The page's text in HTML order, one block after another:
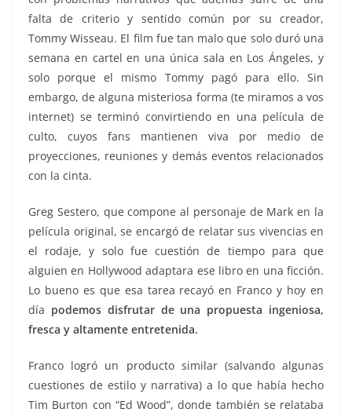
falta de criterio y sentido común por su creador,
Tommy Wisseau. El film fue tan malo que solo duró una
semana en cartel en una única sala en Los Ángeles, y
solo porque el mismo Tommy pagó para ello. Sin
embargo, de alguna misteriosa forma (te miramos a vos
internet) se terminó convirtiendo en una película de
culto, cuyos fans mantienen viva por medio de
proyecciones, reuniones y demás eventos relacionados
con la cinta.
Greg Sestero, que compone al personaje de Mark en la
película original, se encargó de relatar sus vivencias en
el rodaje, y solo fue cuestión de tiempo para que
alguien en Hollywood adaptara ese libro en una ficción.
Lo bueno es que esa tarea recayó en Franco y hoy en
día podemos disfrutar de una propuesta ingeniosa,
fresca y altamente entretenida.
Franco logró un producto similar (salvando algunas
cuestiones de estilo y narrativa) a lo que había hecho
Tim Burton con “Ed Wood”, donde también se relataba